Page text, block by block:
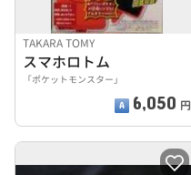
TAKARA TOMY
スマホロトム
「ポケットモンスター」
6,050 円